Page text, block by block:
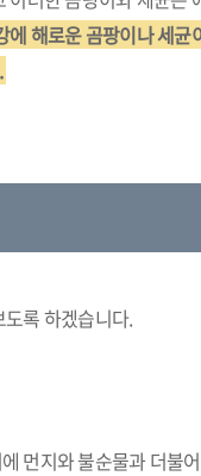
에 해로운 곰팡이나 세균
록 하겠습니다.
먼지와 불순물과 더불